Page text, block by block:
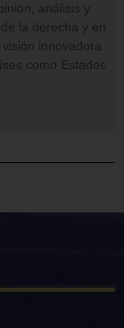
análisis y
la derecha y en
innovadora
como Estados